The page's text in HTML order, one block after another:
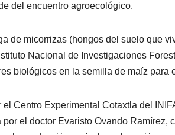
del encuentro agroecológico.
de micorrizas (hongos del suelo que
Nacional de Investigaciones
biológicos en la semilla de maíz para
Centro Experimental Cotaxtla del
el doctor Evaristo Ovando Ramírez,